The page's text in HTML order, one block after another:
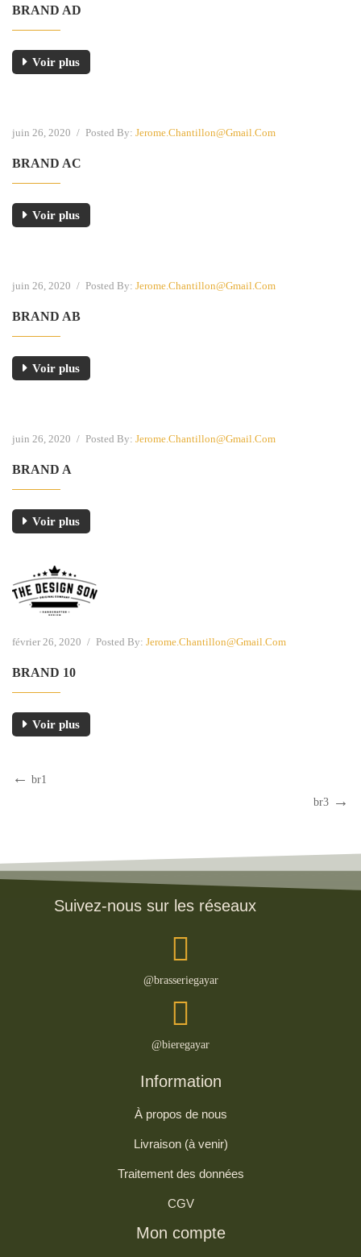
BRAND AD
Voir plus
juin 26, 2020 / Posted By: Jerome.chantillon@gmail.com
BRAND AC
Voir plus
juin 26, 2020 / Posted By: Jerome.chantillon@gmail.com
BRAND AB
Voir plus
juin 26, 2020 / Posted By: Jerome.chantillon@gmail.com
BRAND A
Voir plus
février 26, 2020 / Posted By: Jerome.chantillon@gmail.com
BRAND 10
Voir plus
br1
br3
Suivez-nous sur les réseaux
@brasseriegayar
@bieregayar
Information
À propos de nous
Livraison (à venir)
Traitement des données
CGV
Mon compte